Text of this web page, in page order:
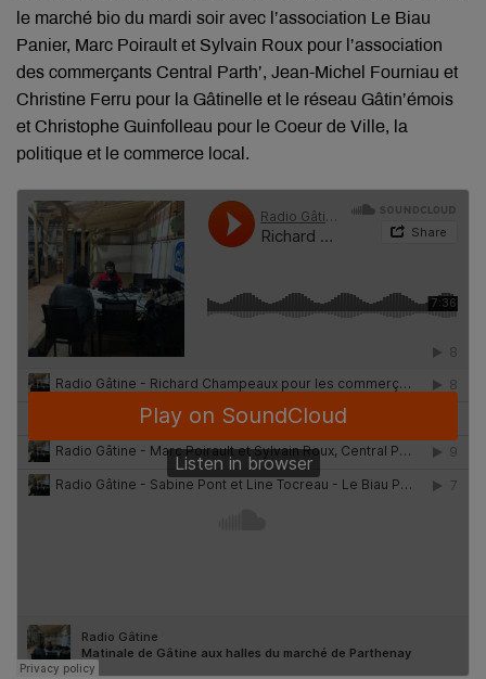
le marché bio du mardi soir avec l’association Le Biau
Panier, Marc Poirault et Sylvain Roux pour l’association
des commerçants Central Parth’, Jean-Michel Fourniau et
Christine Ferru pour la Gâtinelle et le réseau Gâtin’émois
et Christophe Guinfolleau pour le Coeur de Ville, la
politique et le commerce local.